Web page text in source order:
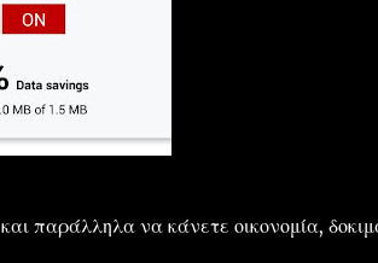
παράλληλα να κάνετε οικονομία,